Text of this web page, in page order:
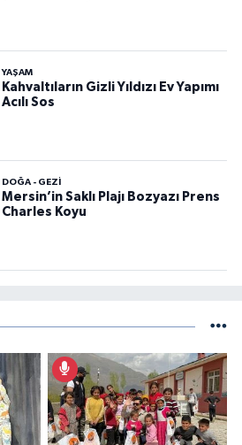
YAŞAM
Kahvaltıların Gizli Yıldızı Ev Yapımı
Acılı Sos
DOĞA - GEZI
Mersin’in Saklı Plajı Bozyazı Prens
Charles Koyu